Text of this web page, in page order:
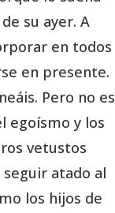
su ayer. A
en todos
en presente.
Pero no es
egoísmo y los
vetustos
atado al
los hijos de